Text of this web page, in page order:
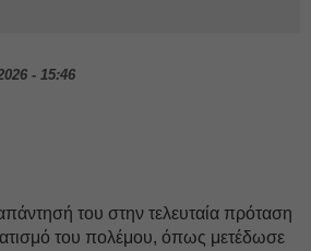
- 15:46
του στην τελευταία πρόταση
του πολέμου, όπως μετέδωσε